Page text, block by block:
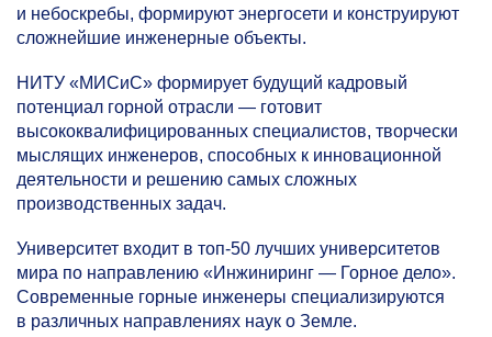
и небоскребы, формируют энергосети и конструируют
сложнейшие инженерные объекты.
НИТУ «МИСиС» формирует будущий кадровый
потенциал горной отрасли — готовит
высококвалифицированных специалистов, творчески
мыслящих инженеров, способных к инновационной
деятельности и решению самых сложных
производственных задач.
Университет входит в топ-50 лучших университетов
мира по направлению «Инжиниринг — Горное дело».
Современные горные инженеры специализируются
в различных направлениях наук о Земле.